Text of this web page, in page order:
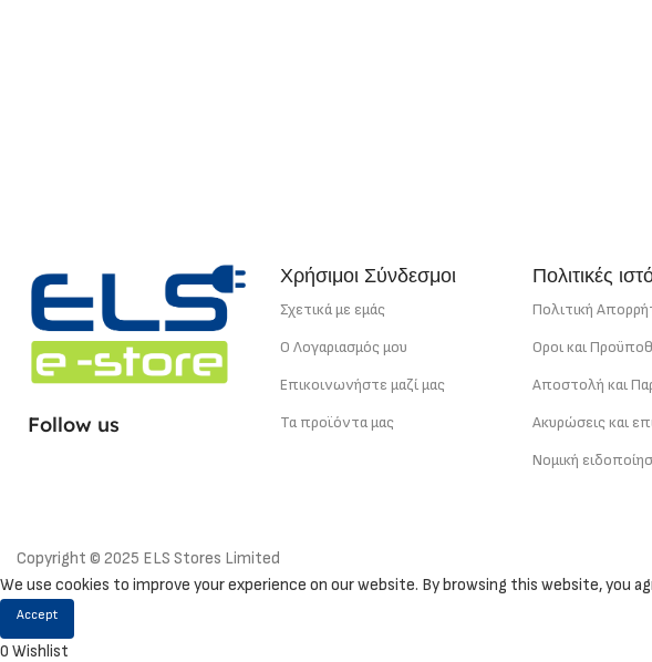
Follow us
Χρήσιμοι Σύνδεσμοι
Σχετικά με εμάς
Ο Λογαριασμός μου
Επικοινωνήστε μαζί μας
Τα προϊόντα μας
Πολιτικές
Πολιτική
Οροι και
Αποστολή και
Ακυρώσεις και
Νομική
Copyright © 2025 ELS Stores Limited
We use cookies to improve your experience on our website. By browsing this website, you
Accept
0 Wishlist